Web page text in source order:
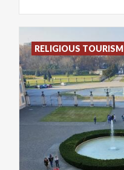
RELIGIOUS TOURISM